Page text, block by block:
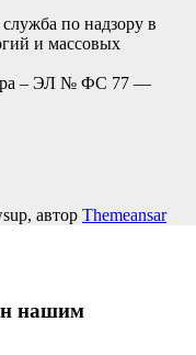
по надзору в
и массовых
– ЭЛ № ФС 77 —
автор Themeansar
нашим